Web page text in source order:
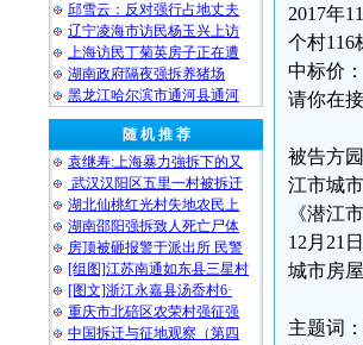
邱雪云：反对强行占地丈夫
辽宁凌海市访民杨玉兴上访
上海访民丁菊英房子正在遭
湖南政府隔夜强拆养猪场
黑龙江哈尔滨市通河县通河
随 机 推 荐
袁继寿:上海暴力強拆下的又
武汉汉阳区五里一村被拆迁
湖北仙桃红光村失地农民上
湖南邵阳强拆致人死亡尸体
房顶被砸报警于派出所 民警
[组图]江苏南通如东县三星村
[图文]浙江永嘉县汤岙村6·
重庆市北碚区农荣村强征强
中国拆迁与征地观察（第四
2017年
个村116
中标价
请你在
被告方
江市城
《潜江
12月21
城市房
主题词